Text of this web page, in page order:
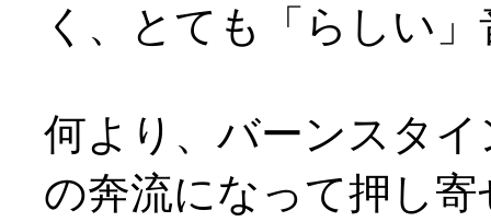
く、とても「らしい
何より、バーンスタ
の奔流になって押し寄